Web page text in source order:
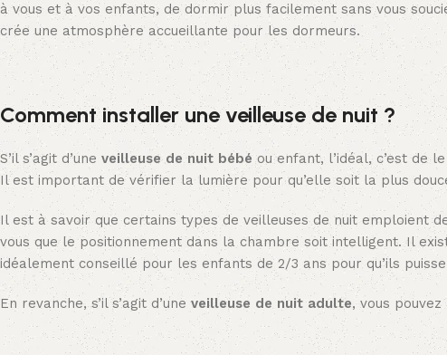
à vous et à vos enfants, de dormir plus facilement sans vous
crée une atmosphère accueillante pour les dormeurs.
Comment installer une veilleuse de nuit ?
S’il s’agit d’une veilleuse de nuit bébéou enfant, l’idéal, c’est de
Il est important de vérifier la lumière pour qu’elle soit la plus
Il est à savoir que certains types de veilleuses de nuit emploient
vous que le positionnement dans la chambre soit intelligent. Il
idéalement conseillé pour les enfants de 2/3 ans pour qu’ils
En revanche, s’il s’agit d’uneveilleuse de nuit adulte, vous